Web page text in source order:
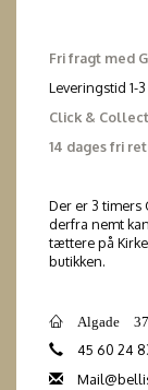
Fri fragt med
Leveringstid 1-
Click & Collect
14 dages fri
Der er 3 timers
derfra nemt
tættere på
butikken.
Algade
45 60 24